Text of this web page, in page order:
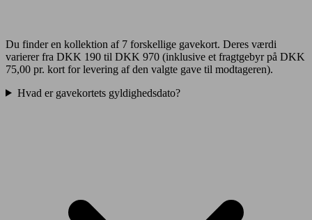
Du finder en kollektion af 7 forskellige gavekort. Deres værdi
varierer fra DKK 190 til DKK 970 (inklusive et fragtgebyr på DKK
75,00 pr. kort for levering af den valgte gave til modtageren).
Hvad er gavekortets gyldighedsdato?